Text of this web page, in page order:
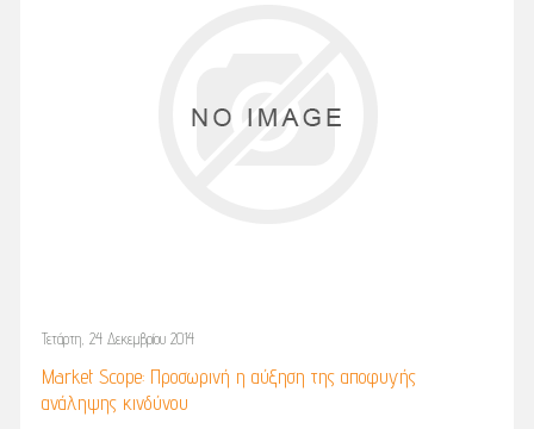
Τετάρτη, 24 Δεκεμβρίου 2014
Market Scope: Προσωρινή η αύξηση της αποφυγής
ανάληψης κινδύνου